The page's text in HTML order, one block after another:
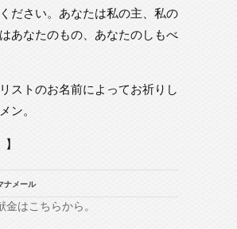
ださい。あなたは私の主、私の
あなたのもの、あなたのしもべ
ストのお名前によってお祈りし
ン。
ナメール
はこちらから。